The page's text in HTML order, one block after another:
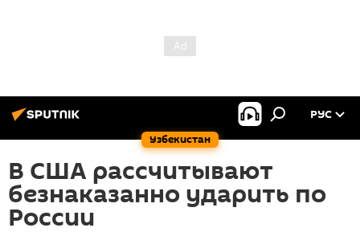
Узбекистан
РУС
В США рассчитывают
безнаказанно ударить по
России